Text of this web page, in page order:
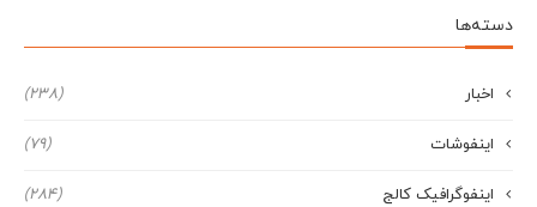
دسته‌ها
اخبار (238)
اینفوشات (79)
اینفوگرافیک کالج (284)